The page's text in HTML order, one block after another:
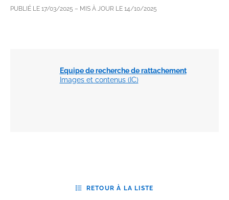
PUBLIÉ LE 17/03/2025 – MIS À JOUR LE 14/10/2025
Equipe de recherche de rattachement
Images et contenus (IC)
RETOUR À LA LISTE